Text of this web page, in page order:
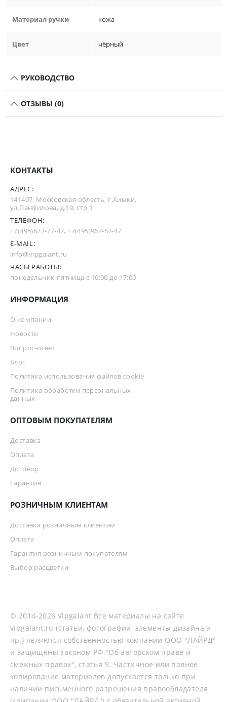
Материал ручки кожа
Цвет чёрный
РУКОВОДСТВО
ОТЗЫВЫ (0)
КОНТАКТЫ
АДРЕС:
141407, Московская область, г.Химки,
ул.Панфилова, д.19, стр.1
ТЕЛЕФОН:
+7(495)627-77-47,+7(495)967-57-47
E-MAIL:
info@vipgalant.ru
ЧАСЫ РАБОТЫ:
понедельник-пятница с 10:00 до 17:00
ИНФОРМАЦИЯ
О компании
Новости
Вопрос-ответ
Блог
Политика использования файлов cookie
Политика обработки персональных
данных
ОПТОВЫМ ПОКУПАТЕЛЯМ
Доставка
Оплата
Договор
Гарантия
РОЗНИЧНЫМ КЛИЕНТАМ
Доставка розничным клиентам
Оплата
Гарантия розничным покупателям
Выбор расцветки
© 2014-2026 Vipgalant Все материалы на сайте
vipgalant.ru (статьи, фотографии, элементы дизайна и
пр.) являются собственностью компании ООО "ЛАЙРД"
и защищены законом РФ "Об авторском праве и
смежных правах", статья 9. Частичное или полное
копирование материалов допускается только при
наличии письменного разрешения правообладателя